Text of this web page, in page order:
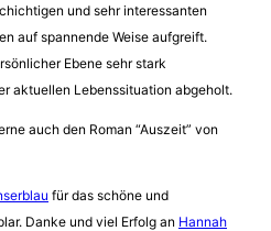
und sehr interessanten
auf spannende Weise aufgreift.
Ebene sehr stark
aktuellen Lebenssituation abgeholt.
auch den Roman “Auszeit” von
für das schöne und
Danke und viel Erfolg an Hannah